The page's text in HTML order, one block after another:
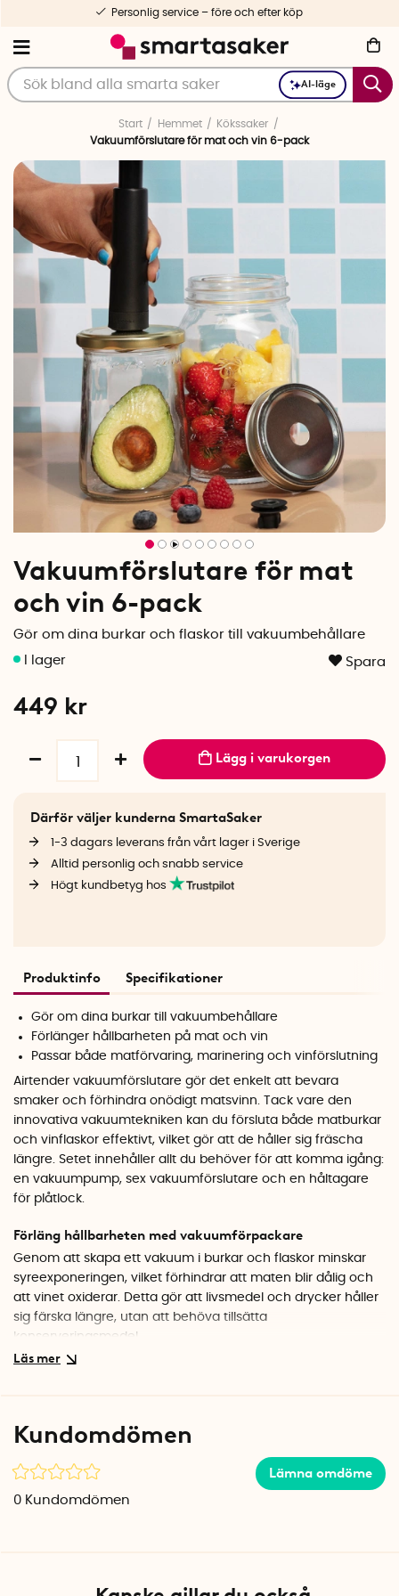
AI-läge
Personlig service – före och efter köp
Start Hemmet
Kökssaker
Vakuumförslutare för mat och vin 6-pack
Vakuumförslutare för mat
och vin 6-pack
Gör om dina burkar och flaskor till vakuumbehållare
Spara
449 kr
Lägg i varukorgen
Därför väljer kunderna SmartaSaker
1-3 dagars leverans från vårt lager i Sverige
Alltid personlig och snabb service
Högt kundbetyg hos
Produktinfo Specifikationer
Gör om dina burkar till vakuumbehållare
Förlänger hållbarheten på mat och vin
Passar både matförvaring, marinering och vinförslutning
Airtender vakuumförslutare gör det enkelt att bevara
smaker och förhindra onödigt matsvinn. Tack vare den
innovativa vakuumtekniken kan du försluta både matburkar
och vinflaskor effektivt, vilket gör att de håller sig fräscha
längre. Setet innehåller allt du behöver för att komma igång:
en vakuumpump, sex vakuumförslutare och en håltagare
för plåtlock.
Förläng hållbarheten med vakuumförpackare
Genom att skapa ett vakuum i burkar och flaskor minskar
syreexponeringen, vilket förhindrar att maten blir dålig och
att vinet oxiderar. Detta gör att livsmedel och drycker håller
sig färska längre, utan att behöva tillsätta
konserveringsmedel.
livsmedlets porer, vilket gör att marinaden tränger in
snabbare. Dessutom kan du använda vakuumtekniken för
att göra infusioner, exempelvis smaksätta oljor, sprit eller
vatten med örter och frukt på ett effektivt sätt.
Kundomdömen
Lämna omdöme
0 Kundomdömen